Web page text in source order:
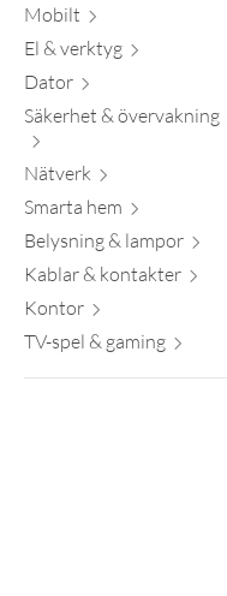
Mobilt
El & verktyg
Dator
Säkerhet & övervakning
Nätverk
Smarta hem
Belysning & lampor
Kablar & kontakter
Kontor
TV-spel & gaming